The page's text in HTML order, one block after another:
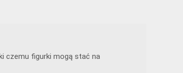
czemu figurki mogą stać na